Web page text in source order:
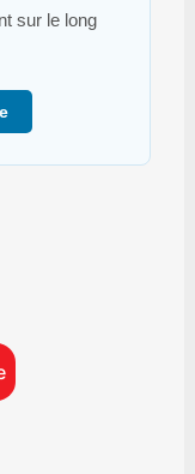
sur le long